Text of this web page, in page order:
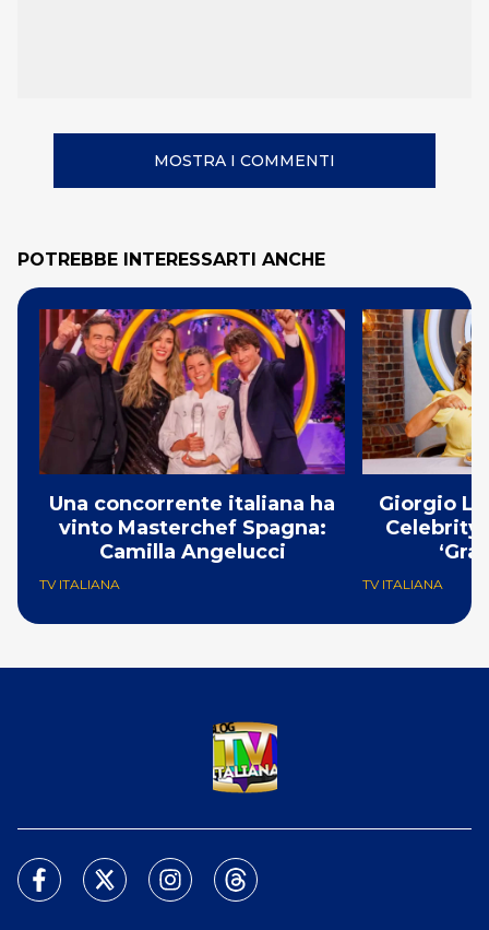
MOSTRA I COMMENTI
POTREBBE INTERESSARTI ANCHE
Una concorrente italiana ha
vinto Masterchef Spagna:
Camilla Angelucci
TV ITALIANA
Giorgio
Celebrity
TV ITALIANA